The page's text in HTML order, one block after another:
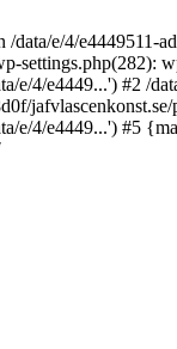
e/4/
settings.php(282):
4/e4449...') #2 /
e/4/e4449...') #5